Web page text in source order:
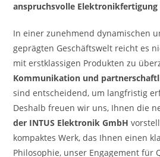
anspruchsvolle Elektronikfertigung
In einer zunehmend dynamischen
geprägten Geschäftswelt reicht es
mit erstklassigen Produkten zu
Kommunikation und
sind entscheidend, um langfristig
Deshalb freuen wir uns, Ihnen die
der INTUS Elektronik GmbH
kompaktes Werk, das Ihnen einen
Philosophie, unser Engagement für